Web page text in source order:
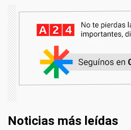
Noticias más leídas